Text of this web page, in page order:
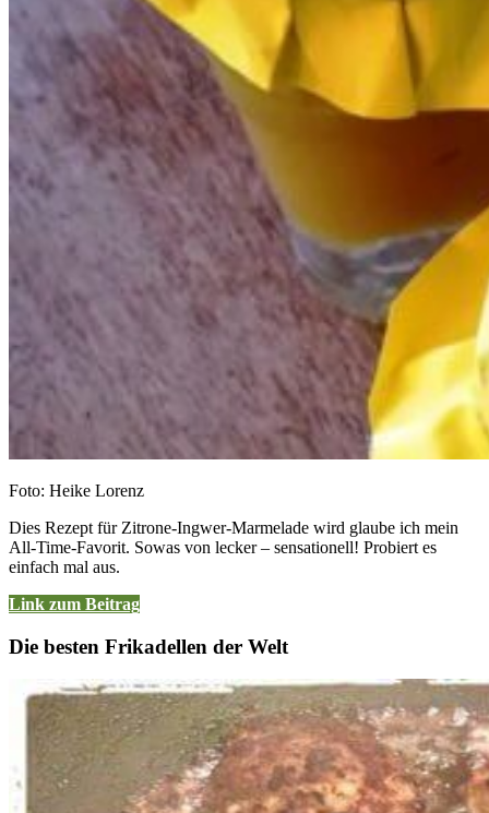
Foto: Heike Lorenz
Dies Rezept für Zitrone-Ingwer-Marmelade wird glaube ich mein
All-Time-Favorit. Sowas von lecker – sensationell! Probiert es
einfach mal aus.
Link zum Beitrag
Die besten Frikadellen der Welt